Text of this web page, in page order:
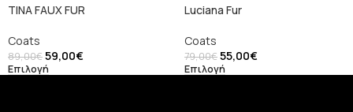
TINA FAUX FUR
Coats
89,00€59,00€
Επιλογή
Luciana Fur
Coats
79,00€55,00€
Επιλογή